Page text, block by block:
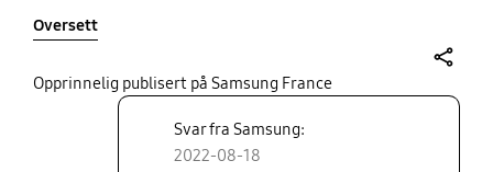
chinoises. Très déçu Messieurs Samsung !!!
Oversett
Opprinnelig publisert på Samsung France
Svar fra Samsung:
2022-08-18